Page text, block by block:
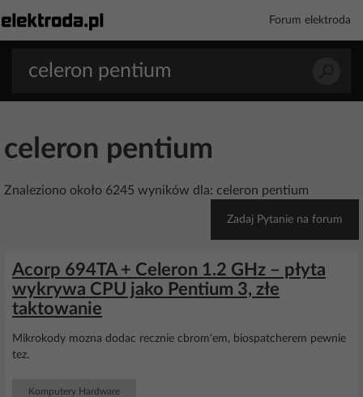
Forum elektroda
celeron pentium
Znaleziono około 6245 wyników dla: celeron pentium
Zadaj Pytanie na forum
Acorp 694TA + Celeron 1.2 GHz – płyta
wykrywa CPU jako Pentium 3, złe
taktowanie
Mikrokody mozna dodac recznie cbrom'em, biospatcherem pewnie
tez.
Komputery Hardware